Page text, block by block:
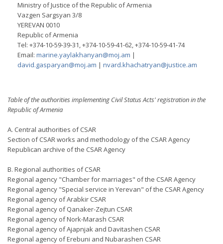
Ministry of Justice of the Republic of Armenia
Vazgen Sargsyan 3/8
YEREVAN 0010
Republic of Armenia
Tel: +374-10-59-39-31, +374-10-59-41-62, +374-10-59-41-74
Email: marine.yaylakhanyan@moj.am |
david.gasparyan@moj.am | nvard.khachatryan@justice.am
Table of the authorities implementing Civil Status Acts' registration in the
Republic of Armenia
A. Central authorities of CSAR
Section of CSAR works and methodology of the CSAR Agency
Republican archive of the CSAR Agency
B. Regional authorities of CSAR
Regional agency "Chamber for marriages" of the CSAR Agency
Regional agency "Special service in Yerevan" of the CSAR Agency
Regional agency of Arabkir CSAR
Regional agency of Qanaker-Zejtun CSAR
Regional agency of Nork-Marash CSAR
Regional agency of Ajapnjak and Davitashen CSAR
Regional agency of Erebuni and Nubarashen CSAR